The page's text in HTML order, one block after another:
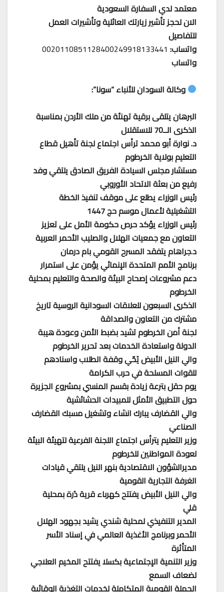
معتمد لدي السفارة السعودية
الان لحجز تأشير زيارتك العائلية وتأشيرات العمل
للتفاصيل
واتساب: 0020110851128400249918133441
واتساب
وكالة السودان للأنباء “سونا”:
البرهان يتلقى برقية تهنئة من ملك الأردن بمناسبة
الذكرى الــ70 للاستقلال
د. نوارة أبو محمد ترأس اجتماع لجنة تأهيل قطاع
التعليم بولاية الخرطوم
مستشار مجلس السيادة الفريق الصادق يلتقي وفد
رفيع من بعثة الاتحاد الأوروبي
رئيس الوزراء يطلع على موقف تنفيذ الخطة
التشغيلية لأعمال موسم حج 1447
رئيس الوزراء يؤكد حرص حكومة الأمل على تعزيز
التعاون مع جمعيات الهلال والصليب الأحمر العربية
د.جراهام يتفقد المسرح القومي بام درمان
برنامج الأمم المتحدة الإنمائي يؤمن على استمرار
دعم مشروعات إصحاح البيئة والصحة والتعليم بمحلية
الخرطوم
الذكرى السبعون للعلاقات السودانية الروسية تاريخ
مشترك من التعاون والصداقة
لجنة أمن الخرطوم تشيد بضبط الأمن وعودة هيبة
الدولة واستعادة الخدمات بعد تحرير الخرطوم
والي النيل الأبيض يُحّي وقفة الطلاب واسنادهم
للقوات المسلحة في حرب الكرامة
يوم حقل بترعة زيادة بقسم المنسي بمشروع الجزيرة
حول التطبيق الأمثل للمبيدات الحشائشية
والي القضارف يبارك انشاء وتشغيل مسبك القضارف
الصناعي
وزير التعليم يترأس اجتماع اللجنة الفرعية لتهيئة البيئة
لعودة المواطنين للخرطوم
مديرالشؤون الاقتصادية بنهر النيل يلتقي قيادات
الغرفة التجارية القومية
والي النيل الأبيض يفتتح كهرباء قرية دُرة بمحلية
قلي
المدير التنفيذي لمحلية شندي يشيد بجهود الهلال
الأحمر وبرنامج الأغذية العالمي في إسناد الأسر
المتأثرة
وزير التنمية الإجتماعية بكسلا يفتتح المخيم العلاجي
لضعاف السمع
الحملة القومية المتكاملة لخدمات التغذية الوقائية